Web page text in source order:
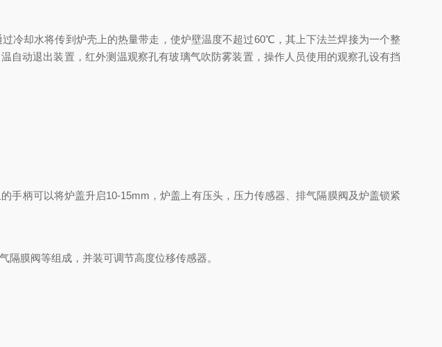
却水将传到炉壳上的热量带走，使炉壁温度不超过60℃，其上下法兰焊接为一个整
动退出装置，红外测温观察孔有玻璃气吹防雾装置，操作人员使用的观察孔设有挡
柄可以将炉盖升启10-15mm，炉盖上有压头，压力传感器、排气隔膜阀及炉盖锁紧
膜阀等组成，并装可调节高度位移传感器。